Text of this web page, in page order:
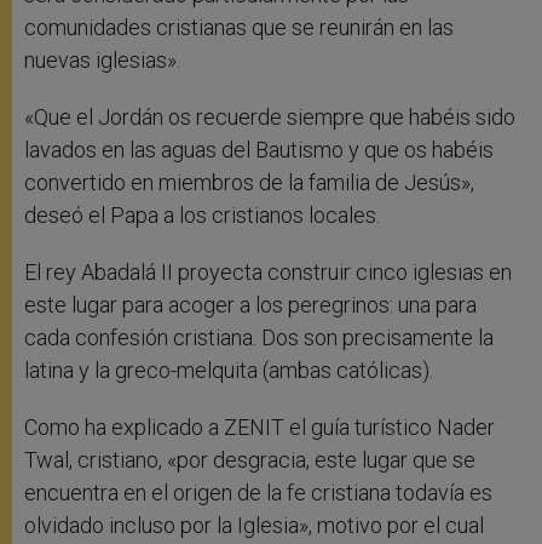
comunidades cristianas que se reunirán en las
nuevas iglesias».
«Que el Jordán os recuerde siempre que habéis sido
lavados en las aguas del Bautismo y que os habéis
convertido en miembros de la familia de Jesús»,
deseó el Papa a los cristianos locales.
El rey Abadalá II proyecta construir cinco iglesias en
este lugar para acoger a los peregrinos: una para
cada confesión cristiana. Dos son precisamente la
latina y la greco-melquita (ambas católicas).
Como ha explicado a ZENIT el guía turístico Nader
Twal, cristiano, «por desgracia, este lugar que se
encuentra en el origen de la fe cristiana todavía es
olvidado incluso por la Iglesia», motivo por el cual